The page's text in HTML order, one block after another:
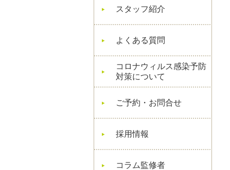
スタッフ紹介
よくある質問
コロナウィルス感染予防
対策について
ご予約・お問合せ
採用情報
コラム監修者